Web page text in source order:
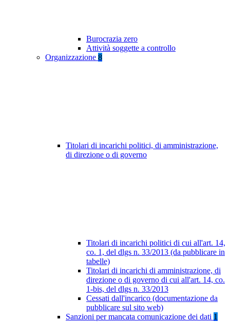
Burocrazia zero
Attività soggette a controllo
Organizzazione 8
Titolari di incarichi politici, di amministrazione,
di direzione o di governo
Titolari di incarichi politici di cui all'art. 14,
co. 1, del dlgs n. 33/2013 (da pubblicare in
tabelle)
Titolari di incarichi di amministrazione, di
direzione o di governo di cui all'art. 14, co.
1-bis, del dlgs n. 33/2013
Cessati dall'incarico (documentazione da
pubblicare sul sito web)
Sanzioni per mancata comunicazione dei dati 1